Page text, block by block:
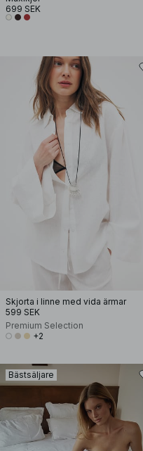
699 SEK
Skjorta i linne med vida ärmar
599 SEK
Premium Selection
+2
Bästsäljare